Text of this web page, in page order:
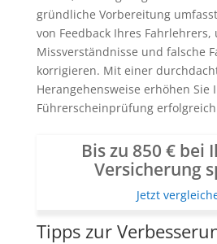
gründliche Vorbereitung
von Feedback Ihres Fahrlehrers,
Missverständnisse und falsche
korrigieren. Mit einer
Herangehensweise erhöhen Sie
Führerscheinprüfung
Bis zu 850 € bei
Versicherung
Jetzt
Tipps zur